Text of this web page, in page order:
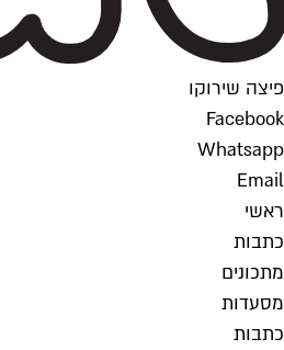
פיצה שירוקו
Facebook
Whatsapp
Email
ראשי
כתבות
מתכונים
מסעדות
כתבות